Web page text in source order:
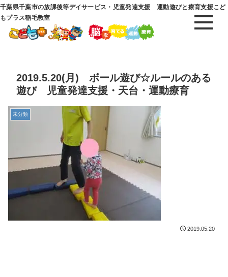
千葉県千葉市の放課後等デイサービス・児童発達支援 運動遊びと療育支援こど
もプラス稲毛教室
2019.5.20(月) ボール遊び☆ルールのある
遊び 児童発達支援・天台・運動療育
未分類
2019.05.20